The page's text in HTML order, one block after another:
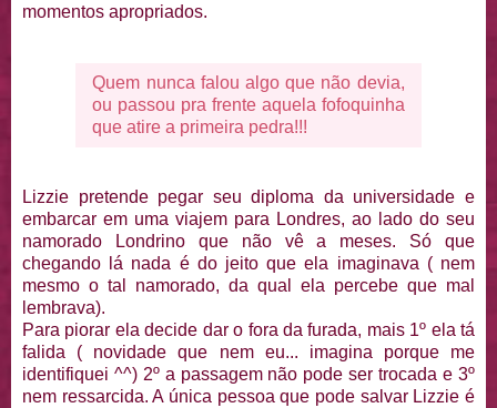
momentos apropriados.
Quem nunca falou algo que não devia,
ou passou pra frente aquela fofoquinha
que atire a primeira pedra!!!
Lizzie pretende pegar seu diploma da universidade e
embarcar em uma viajem para Londres, ao lado do seu
namorado Londrino que não vê a meses. Só que
chegando lá nada é do jeito que ela imaginava ( nem
mesmo o tal namorado, da qual ela percebe que mal
lembrava).
Para piorar ela decide dar o fora da furada, mais 1º ela tá
falida ( novidade que nem eu... imagina porque me
identifiquei ^^) 2º a passagem não pode ser trocada e 3º
nem ressarcida. A única pessoa que pode salvar Lizzie é